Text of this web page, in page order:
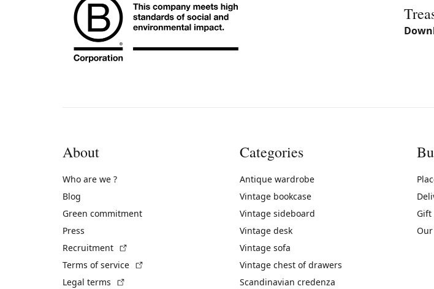
About
Who are we ?
Blog
Green commitment
Press
Recruitment
Terms of service
Legal terms
Categories
Antique wardrobe
Vintage bookcase
Vintage sideboard
Vintage desk
Vintage sofa
Vintage chest of drawers
Scandinavian credenza
Gift